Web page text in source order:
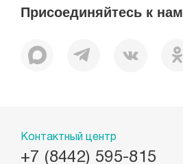
Присоединяйтесь к нам
Контактный центр
+7 (8442) 595-815